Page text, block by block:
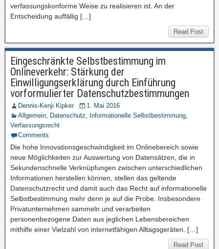
verfassungskonforme Weise zu realisieren ist. An der
Entscheidung auffällig […]
Read Post
Eingeschränkte Selbstbestimmung im
Onlineverkehr: Stärkung der
Einwilligungserklärung durch Einführung
vorformulierter Datenschutzbestimmungen
Dennis-Kenji Kipker
1. Mai 2016
Allgemein, Datenschutz, Informationelle Selbstbestimmung,
Verfassungsrecht
Comments
Die hohe Innovationsgeschwindigkeit im Onlinebereich sowie
neue Möglichkeiten zur Auswertung von Datensätzen, die in
Sekundenschnelle Verknüpfungen zwischen unterschiedlichen
Informationen herstellen können, stellen das geltende
Datenschutzrecht und damit auch das Recht auf informationelle
Selbstbestimmung mehr denn je auf die Probe. Insbesondere
Privatunternehmen sammeln und verarbeiten
personenbezogene Daten aus jeglichen Lebensbereichen
mithilfe einer Vielzahl von internetfähigen Alltagsgeräten. […]
Read Post